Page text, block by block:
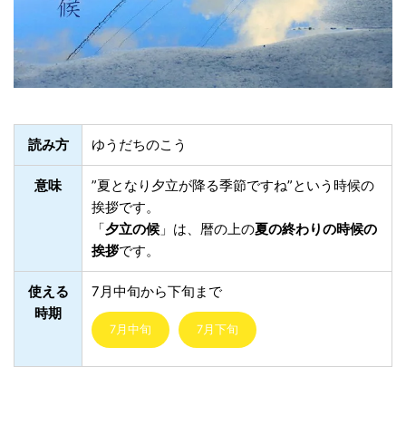
読み方 ゆうだちのこう
意味
”夏となり夕立が降る季節ですね”という時候の
挨拶です。
「夕立の候 」は、暦の上の夏の終わりの時候の
挨拶です。
使える
時期
7月中旬から下旬まで
7月中旬 7月下旬